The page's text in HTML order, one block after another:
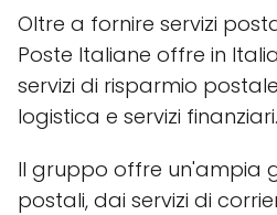
Oltre a fornire servizi
Poste Italiane offre in
servizi di risparmio
logistica e servizi finanziari.
Il gruppo offre un'ampia
postali, dai servizi di